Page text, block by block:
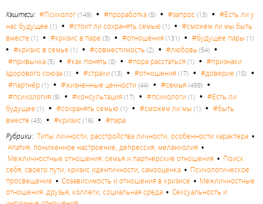
Хэштеги: #Психолог (149) • #проработка (5) • #запрос (13) • #Есть ли у
нас будущее (1) • #стоит ли сохранять семью (1) • #сможем ли мы быть
вместе (1) • #кризис в паре (3) • #отношения (131) • #будущее пары (1)
• #кризис в семье (1) • #совместимость (2) • #любовь (54) •
#привычка (5) • #как понять (8) • #пора расстаться (1) • #признаки
здорового союза (1) • #страхи (13) • #отношения (17) • #доверие (18) •
#партнёр (1) • #жизненные ценности (44) • #семья (499) •
#психология (9) • #консультация (17) • #психологи (1) • #Есть ли
будущее (1) • #сохранять семью (1) • #сможем ли мы (1) • #быть
вместе (43) • #кризис (16) • #пара
Рубрики: Типы личности, расстройства личности, особенности характера •
Апатия, пониженное настроение, депрессия, меланхолия •
Межличностные отношения: семья и партнерские отношения • Поиск
себя, своего пути, кризис идентичности, самооценка • Психологическое
просвещение • Созависимость и отношения в кризисе • Межличностные
отношения: друзья, коллеги, социальная среда • Сексуальность и